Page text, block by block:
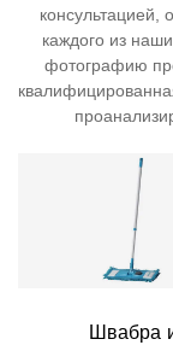
консультацией,
каждого из
фотографию
Швабра